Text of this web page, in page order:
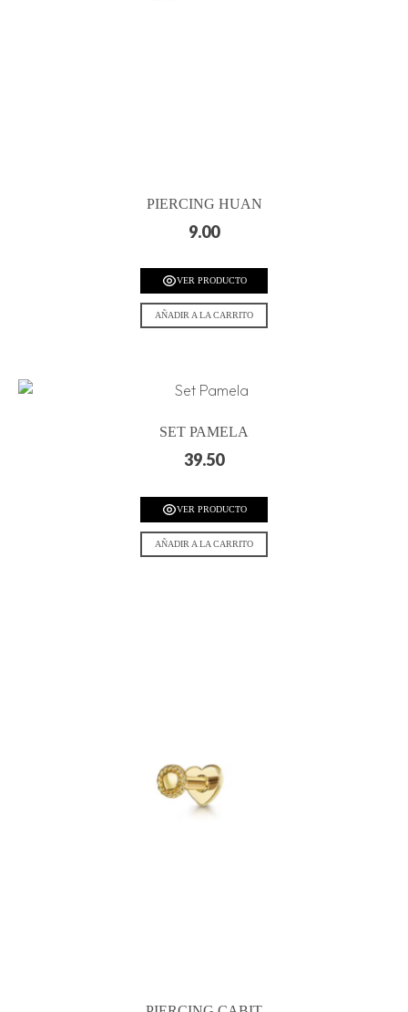
PIERCING HUAN
9.00
VER PRODUCTO
AÑADIR A LA CARRITO
SET PAMELA
39.50
VER PRODUCTO
AÑADIR A LA CARRITO